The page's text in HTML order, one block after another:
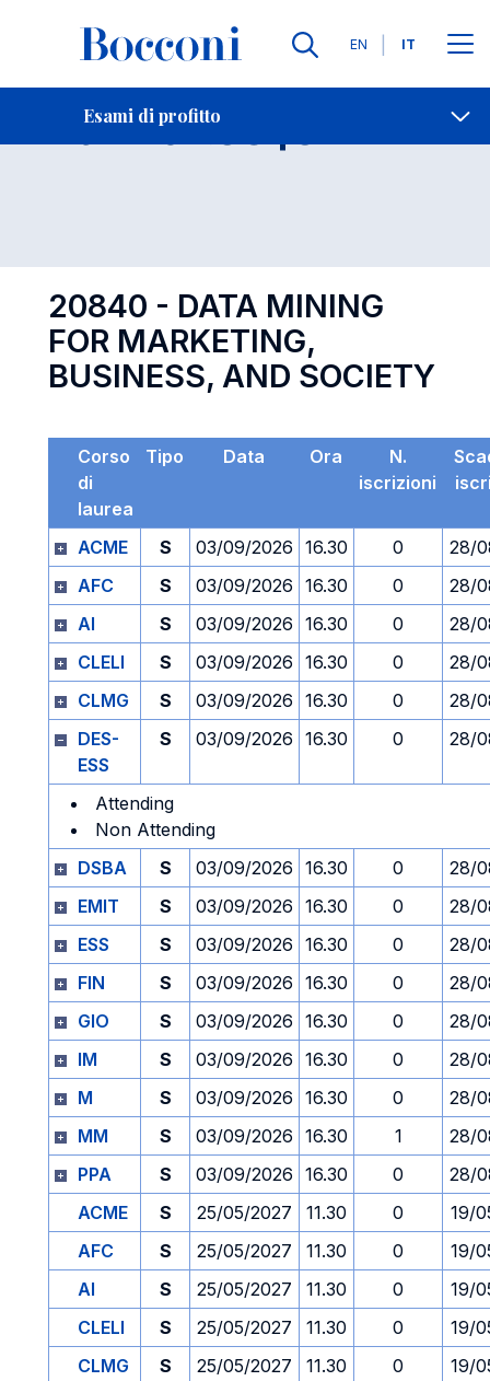
Lingue
EN IT
Esami di profitto
Contatti
Esame 20840 Open
20840 - DATA MINING
FOR MARKETING,
BUSINESS, AND SOCIETY
Corso
di
laurea
Tipo Data Ora
N.
iscrizioni
ACME S 03/09/2026 16.30 0
28/
AFC
S 03/09/2026 16.30 0
28/
AI
S 03/09/2026 16.30 0
28/
CLELI
S 03/09/2026 16.30 0
28/
CLMG
S 03/09/2026 16.30 0
28/
DES-
ESS
S 03/09/2026 16.30 0 28/
Attending
Non Attending
DSBA
S 03/09/2026 16.30 0
28/
EMIT
S 03/09/2026 16.30 0
28/
ESS
S 03/09/2026 16.30 0
28/
FIN
S 03/09/2026 16.30 0
28/
GIO
S 03/09/2026 16.30 0
28/
IM
S 03/09/2026 16.30 0
28/
M
S 03/09/2026 16.30 0
28/
MM
S 03/09/2026 16.30 1
28/
PPA
S 03/09/2026 16.30 0
28/
ACME
S 25/05/2027 11.30 0
19/
AFC
S 25/05/2027 11.30 0
19/
AI
S 25/05/2027 11.30 0
19/
CLELI
S 25/05/2027 11.30 0
19/
CLMG
S 25/05/2027 11.30 0
19/